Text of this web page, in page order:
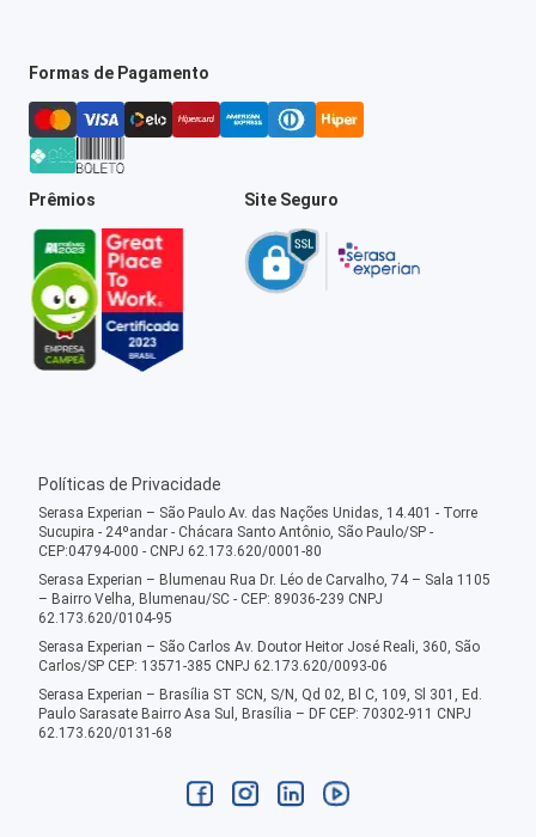
Formas de Pagamento
Prêmios Site Seguro
Políticas de Privacidade
Serasa Experian – São Paulo Av. das Nações Unidas, 14.401 - Torre
Sucupira - 24ºandar - Chácara Santo Antônio, São Paulo/SP -
CEP:04794-000 - CNPJ 62.173.620/0001-80
Serasa Experian – Blumenau Rua Dr. Léo de Carvalho, 74 – Sala 1105
– Bairro Velha, Blumenau/SC - CEP: 89036-239 CNPJ
62.173.620/0104-95
Serasa Experian – São Carlos Av. Doutor Heitor José Reali, 360, São
Carlos/SP CEP: 13571-385 CNPJ 62.173.620/0093-06
Serasa Experian – Brasília ST SCN, S/N, Qd 02, Bl C, 109, Sl 301, Ed.
Paulo Sarasate Bairro Asa Sul, Brasília – DF CEP: 70302-911 CNPJ
62.173.620/0131-68